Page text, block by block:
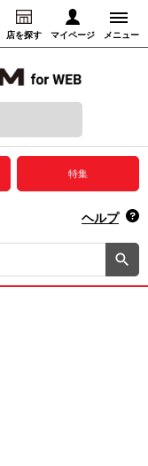
店を探す マイページ メニュー
録音からさがす
特集
ヘルプ